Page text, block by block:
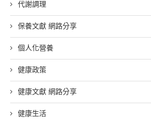
代謝調理
保養文獻 網路分享
個人化營養
健康政策
健康文獻 網路分享
健康生活